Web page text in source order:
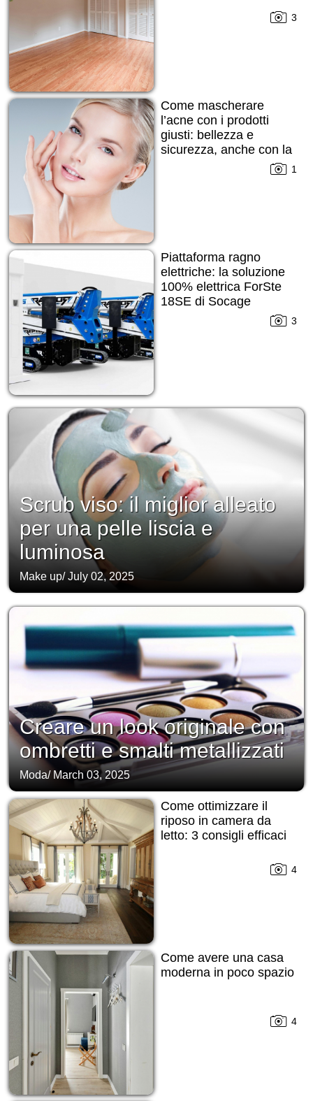
3
Come mascherare
l’acne con i prodotti
giusti: bellezza e
sicurezza, anche con la
1
Piattaforma ragno
elettriche: la soluzione
100% elettrica ForSte
18SE di Socage
3
Scrub viso: il miglior alleato
per una pelle liscia e
luminosa
Make up/July 02, 2025
Creare un look originale con
ombretti e smalti metallizzati
Moda/ March 03, 2025
Come ottimizzare il
riposo in camera da
letto: 3 consigli efficaci
4
Come avere una casa
moderna in poco spazio
4